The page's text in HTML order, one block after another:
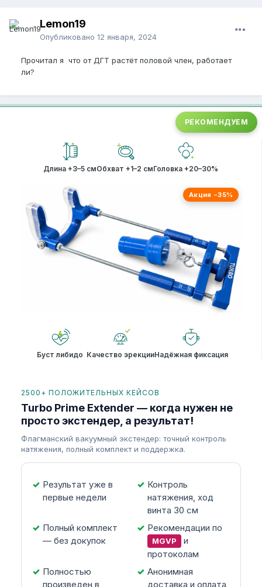
Lemon19
Опубликовано 12 января, 2024
Прочитал я что от ДГТ растёт половой член, работает
ли?
РЕКОМЕНДУЕМ
Длина +3–5 смОбхват +1–2 смГоловка +20–30%
Акция −35%
Буст либидо Качество эрекцииНадёжная фиксация
2500+ ПОЛОЖИТЕЛЬНЫХ КЕЙСОВ
Turbo Prime Extender — когда нужен не
просто экстендер, а результат!
Флагманский вакуумный экстендер: точный контроль
натяжения, полный комплект и поддержка.
Результат уже в
первые недели
Контроль
натяжения, ход
винта 30 см
Полный комплект
— без докупок
Рекомендации по
MGVP
и
протоколам
Полностью
произведен в
Анонимная
доставка и оплата